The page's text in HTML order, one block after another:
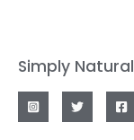
Simply Natural